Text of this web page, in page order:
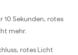
10 Sekunden, rotes
mehr.
rotes Licht